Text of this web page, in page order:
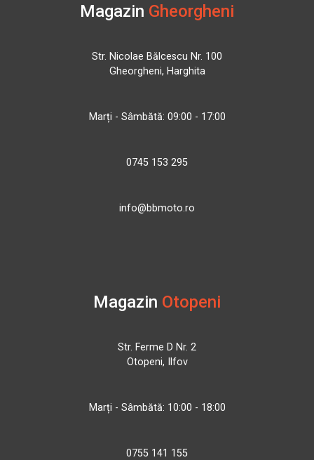
Magazin Gheorgheni
Str. Nicolae Bălcescu Nr. 100
Gheorgheni, Harghita
Marți - Sâmbătă: 09:00 - 17:00
0745 153 295
info@bbmoto.ro
Magazin Otopeni
Str. Ferme D Nr. 2
Otopeni, Ilfov
Marți - Sâmbătă: 10:00 - 18:00
0755 141 155